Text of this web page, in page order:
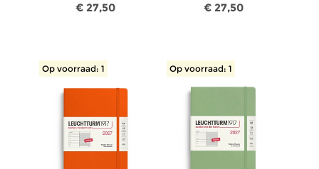
€ 27,50 € 27,50
Op voorraad: 1 Op voorraad: 1